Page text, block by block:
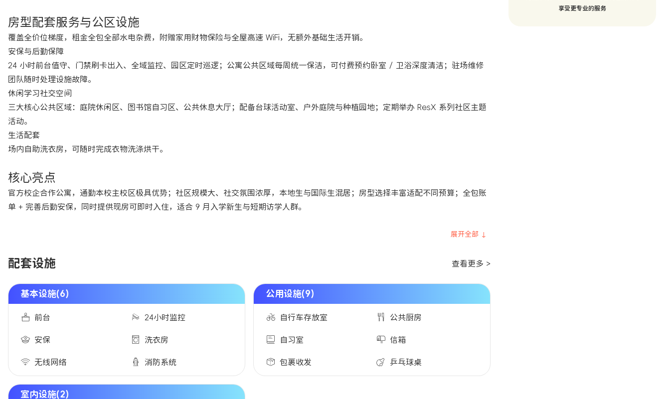
房型配套服务与公区设施
覆盖全价位梯度，租金全包全部水电杂费，附赠家用财物保险与全屋高速 WiFi，无额外基础生活开销。
安保与后勤保障
24 小时前台值守、门禁刷卡出入、全域监控、园区定时巡逻；公寓公共区域每周统一保洁，可付费预约卧室 / 卫浴深度清洁；驻场维修
团队随时处理设施故障。
休闲学习社交空间
三大核心公共区域：庭院休闲区、图书馆自习区、公共休息大厅；配备台球活动室、户外庭院与种植园地；定期举办 ResX 系列社区主题
活动。
生活配套
场内自助洗衣房，可随时完成衣物洗涤烘干。
核心亮点
官方校企合作公寓，通勤本校主校区极具优势；社区规模大、社交氛围浓厚，本地生与国际生混居；房型选择丰富适配不同预算；全包账
单 + 完善后勤安保，同时提供现房可即时入住，适合 9 月入学新生与短期访学人群。
展开全部 ↓
配套设施 查看更多 >
基本设施(6)
前台 24小时监控
安保 洗衣房
无线网络 消防系统
公用设施(9)
自行车存放室 公共厨房
自习室 信箱
包裹收发 乒乓球桌
室内设施(2)
享受更专业的服务